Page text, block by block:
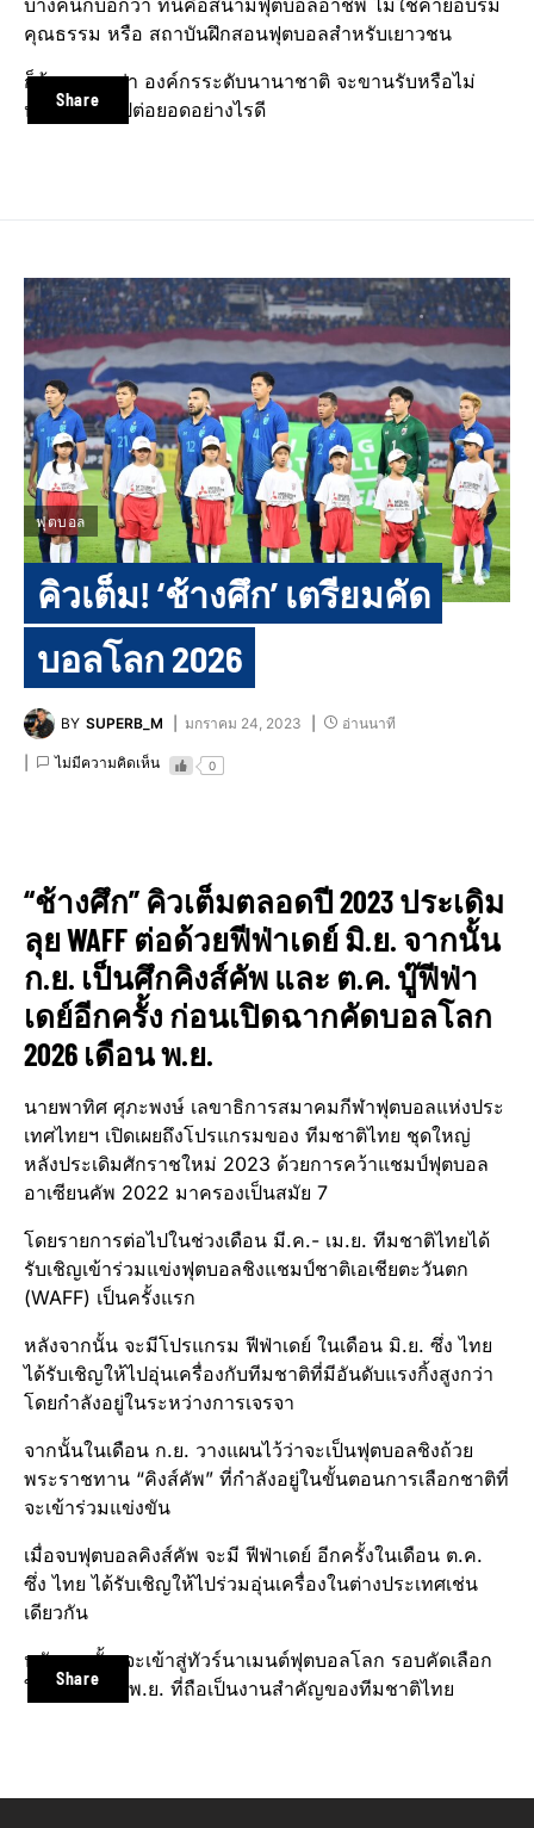
Share
บางคนก็บอกว่า ที่นี่คือสนามฟุตบอล​อาชีพ ไม่ใช่ค่ายอบรม
คุณธรรม หรือ สถาบันฝึกสอนฟุตบอลสำหรับเยาวชน
ก็ต้องตามดูว่า องค์กร​ระดับนานาชาติ​ จะขานรับหรือไม่
หรือ จะนำไปต่อยอดอย่างไรดี
ฟุตบอล
คิวเต็ม! ‘ช้างศึก’ เตรียมคัด
บอลโลก 2026
BY SUPERB_M มกราคม 24, 2023 อ่านนาที
ไม่มีความคิดเห็น 0
Share
“ช้างศึก” คิวเต็มตลอดปี 2023 ประเดิม
ลุย WAFF ต่อด้วยฟีฟ่าเดย์ มิ.ย. จากนั้น
ก.ย. เป็นศึกคิงส์คัพ และ ต.ค. บู๊ฟีฟ่า
เดย์อีกครั้ง ก่อนเปิดฉากคัดบอลโลก
2026 เดือน พ.ย.
นายพาทิศ ศุภะพงษ์ เลขาธิการสมาคมกีฬาฟุตบอลแห่งประ
เทศไทยฯ เปิดเผยถึงโปรแกรมของ ทีมชาติไทย ชุดใหญ่
หลังประเดิมศักราชใหม่ 2023 ด้วยการคว้าแชมป์ฟุตบอล
อาเซียนคัพ 2022 มาครองเป็นสมัย 7
โดยรายการต่อไปในช่วงเดือน มี.ค.- เม.ย. ทีมชาติไทยได้
รับเชิญเข้าร่วมแข่งฟุตบอลชิงแชมป์ชาติเอเชียตะวันตก
(WAFF) เป็นครั้งแรก
หลังจากนั้น จะมีโปรแกรม ฟีฟ่าเดย์ ในเดือน มิ.ย. ซึ่ง ไทย
ได้รับเชิญให้ไปอุ่นเครื่องกับทีมชาติที่มีอันดับแรงกิ้งสูงกว่า
โดยกำลังอยู่ในระหว่างการเจรจา
จากนั้นในเดือน ก.ย. วางแผนไว้ว่าจะเป็นฟุตบอลชิงถ้วย
พระราชทาน “คิงส์คัพ” ที่กำลังอยู่ในขั้นตอนการเลือกชาติที่
จะเข้าร่วมแข่งขัน
เมื่อจบฟุตบอลคิงส์คัพ จะมี ฟีฟ่าเดย์ อีกครั้งในเดือน ต.ค.
ซึ่ง ไทย ได้รับเชิญให้ไปร่วมอุ่นเครื่องในต่างประเทศเช่น
เดียวกัน
หลังจากนั้น จะเข้าสู่ทัวร์นาเมนต์ฟุตบอลโลก รอบคัดเลือก
ในช่วงเดือน พ.ย. ที่ถือเป็นงานสำคัญของทีมชาติไทย